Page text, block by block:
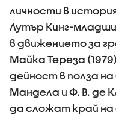
личности в
Лутър Кинг-
в движението за
Майка Тереза
дейност в полза
Мандела и Ф. В. де
да сложат край